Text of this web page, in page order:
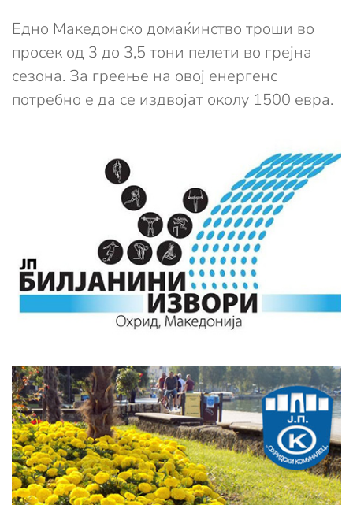
Едно Македонско домаќинство троши во
просек од 3 до 3,5 тони пелети во грејна
сезона. За греење на овој енергенс
потребно е да се издвојат околу 1500 евра.